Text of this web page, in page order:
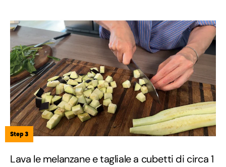
Step 3
Lava le melanzane e tagliale a cubetti di circa 1